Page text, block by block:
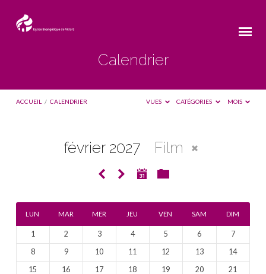
Calendrier
ACCUEIL / CALENDRIER VUES CATÉGORIES MOIS
février 2027 Film
LUN MAR MER JEU VEN SAM DIM
1 2 3 4 5 6
7
8
9 10 11 12 13
14
15
16 17 18 19 20
21